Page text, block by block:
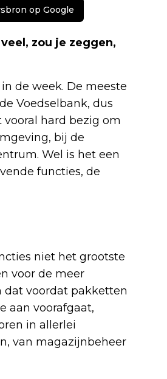
op Google
zou je zeggen,
de week. De meeste
Voedselbank, dus
hard bezig om
bij de
Wel is het een
functies, de
niet het grootste
voor de meer
dat voordat pakketten
aan voorafgaat,
in allerlei
van magazijnbeheer